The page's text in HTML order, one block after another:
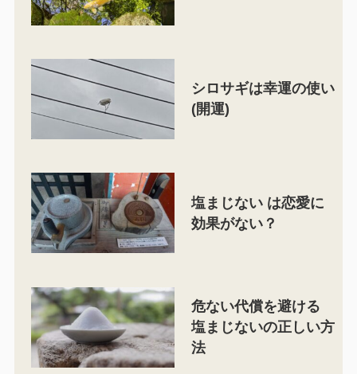
シロサギは幸運の使い
(開運)
塩まじない は恋愛に
効果がない？
危ない代償を避ける
塩まじないの正しい方
法